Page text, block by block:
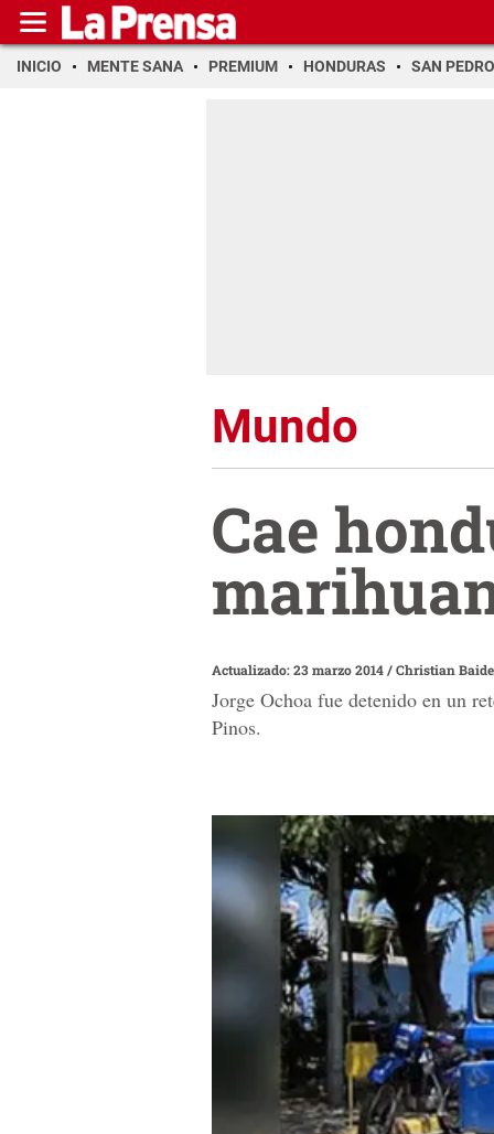
INICIO MENTE SANA PREMIUM HONDURAS SAN PEDRO
Mundo
Cae
Actualizado: 23 marzo 2014/Christian
Jorge Ochoa fue detenido en un
Pinos.